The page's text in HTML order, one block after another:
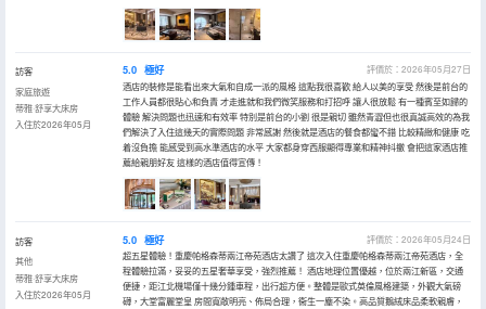
訪客
家庭旅遊
蒂雅·舒享大床房
入住於2026年05月
5.0 極好
評價於：2026年05月27日
酒店的裝修是能看出來大氣和自成一派的風格 這點我很喜歡 給人以美的享受 然後是前台的
工作人員都很貼心和負責 才走進就和我們微笑服務和打招呼 讓人很放鬆 有一種賓至如歸的
體驗 解決問題也迅速和有效率 特別是前台的小劉 很是親切 雖然青澀但也很真誠高效的為我
們解決了入住這幾天的實際問題 非常感謝 然後就是酒店的餐食都蠻不錯 比較精緻和健康 吃
着沒負擔 能感受到高水準酒店的水平 大家都身穿西服顯得專業和精神抖擻 會把這家酒店推
薦給親朋好友 這樣的酒店值得宣傳！
訪客
其他
蒂雅·舒享大床房
入住於2026年05月
5.0 極好
評價於：2026年05月24日
超五星體驗！重慶帕格森蒂兩江帝苑酒店太讚了 這次入住重慶帕格森蒂兩江帝苑酒店，全
程體驗拉滿，妥妥的五星奢華享受，強烈推薦！ 酒店地理位置優越，位於兩江新區，交通
便捷，距江北機場僅十幾分鍾車程，出行超方便。整體是歐式英倫風格建築，外觀大氣磅
礴，大堂富麗堂皇 房間寬敞明亮、佈局合理，衞生一塵不染。高品質鵝絨床品柔軟親膚，